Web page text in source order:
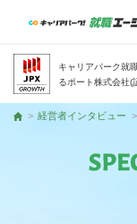
キャリアパーク就
るポート株式会社(
トップ
経営者インタビュー